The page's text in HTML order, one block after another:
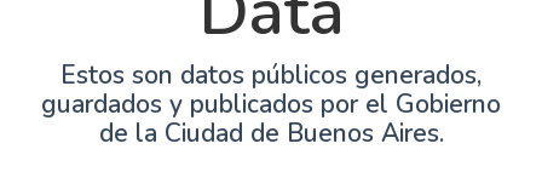
Estos son datos públicos generados,
guardados y publicados por el Gobierno
de la Ciudad de Buenos Aires.